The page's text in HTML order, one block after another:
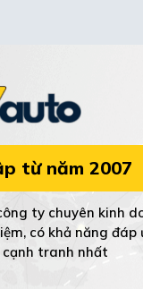
từ năm 2007
ty chuyên kinh
có khả năng
tranh nhất